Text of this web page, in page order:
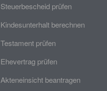
Steuerbescheid prüfen
Kindesunterhalt berechnen
Testament prüfen
Ehevertrag prüfen
Akteneinsicht beantragen